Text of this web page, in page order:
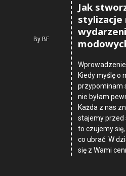
ByBF
Jak
stylizacje
Kiedy myślę o
przypominam
nie byłam
Każda z nas
stajemy przed
to czujemy
co ubrać. W
się z Wami